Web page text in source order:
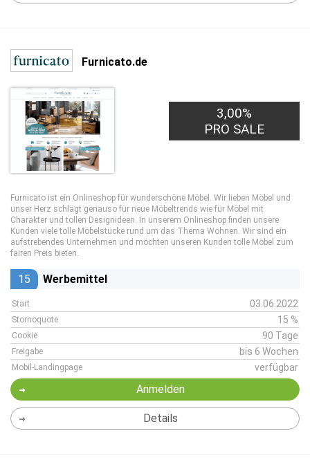
Furnicato.de
3,00%
PRO SALE
Furnicato ist ein Onlineshop für wunderschöne Möbel. Wir lieben Möbel und
unser Herz schlägt genauso für neue Möbeltrends wie für Möbel mit
Charakter und tollen Designideen. In unserem Onlineshop finden unsere
Kunden viele tolle Möbelstücke rund um das Thema Wohnen. Wir sind ein
aufstrebendes Unternehmen und möchten unseren Kunden tolle Möbel zum
fairen Preis bieten.
15 Werbemittel
Start 03.06.2022
Stornoquote 15 %
Cookie 90 Tage
Freigabe bis 6 Wochen
Mobil-Landingpage verfügbar
Anmelden
Details